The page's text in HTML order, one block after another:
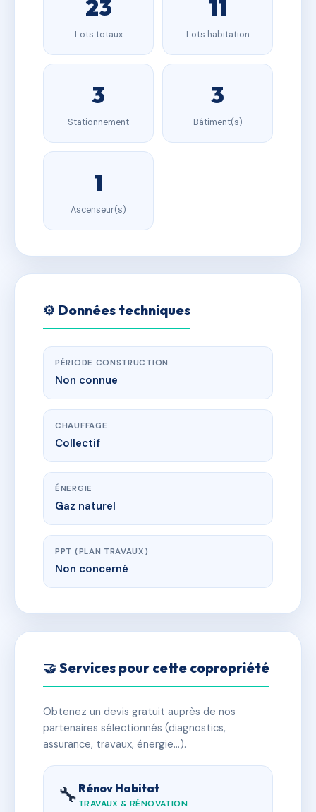
23
Lots totaux
11
Lots habitation
3
Stationnement
3
Bâtiment(s)
1
Ascenseur(s)
⚙️ Données techniques
PÉRIODE CONSTRUCTION
Non connue
CHAUFFAGE
Collectif
ÉNERGIE
Gaz naturel
PPT (PLAN TRAVAUX)
Non concerné
🤝 Services pour cette copropriété
Obtenez un devis gratuit auprès de nos
partenaires sélectionnés (diagnostics,
assurance, travaux, énergie…).
🔧 Rénov Habitat
TRAVAUX & RÉNOVATION